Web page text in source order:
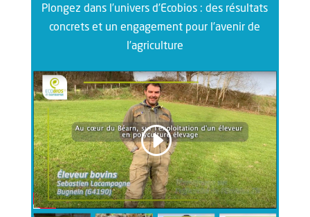
Plongez dans l’univers d’Ecobios : des résultats
concrets et un engagement pour l’avenir de
l’agriculture